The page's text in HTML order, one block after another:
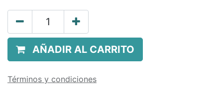
AÑADIR AL CARRITO
Términos y condiciones